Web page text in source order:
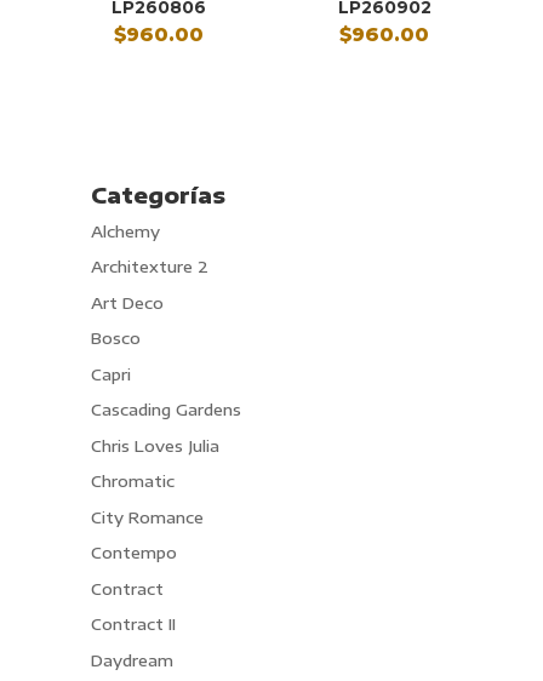
LP260806
$960.00
LP260902
$960.00
Categorías
Alchemy
Architexture 2
Art Deco
Bosco
Capri
Cascading Gardens
Chris Loves Julia
Chromatic
City Romance
Contempo
Contract
Contract II
Daydream